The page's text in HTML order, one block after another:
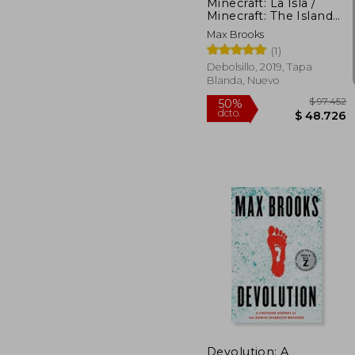
Minecraft: The Island
(Spanish Edition) [Soft
Cover ]
Max Brooks
(1)
Debolsillo, 2019, Tapa
Blanda, Nuevo
50%
dcto.
Devolution: A